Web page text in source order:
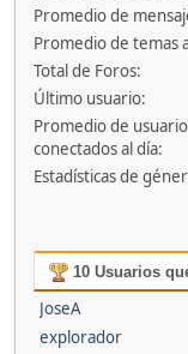
Promedio de
Promedio de temas
Total de Foros:
Último usuario:
Promedio de
conectados al día:
Estadísticas de
10 Usuarios
JoseA
explorador